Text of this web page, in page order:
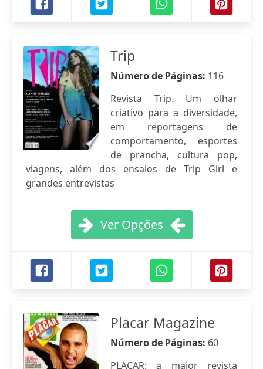
Trip
Número de Páginas: 116
Revista Trip. Um olhar
criativo para a diversidade,
em reportagens de
comportamento, esportes
de prancha, cultura pop,
viagens, além dos ensaios de Trip Girl e
grandes entrevistas
Ver Opções
Placar Magazine
Número de Páginas: 60
PLACAR: a maior revista